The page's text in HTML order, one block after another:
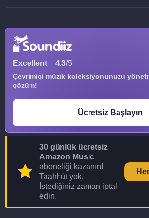
Excellent 4.3/5
Çevrimiçi müzik koleksiyonunuzu
çözüm!
Ücretsiz Başlayın
30 günlük ücretsiz
Amazon Music
aboneliği kazanın!
Taahhüt yok.
İstediğiniz zaman iptal
edin.